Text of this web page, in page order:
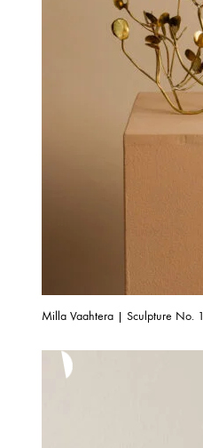
Milla Vaahtera | Sculpture No. 1